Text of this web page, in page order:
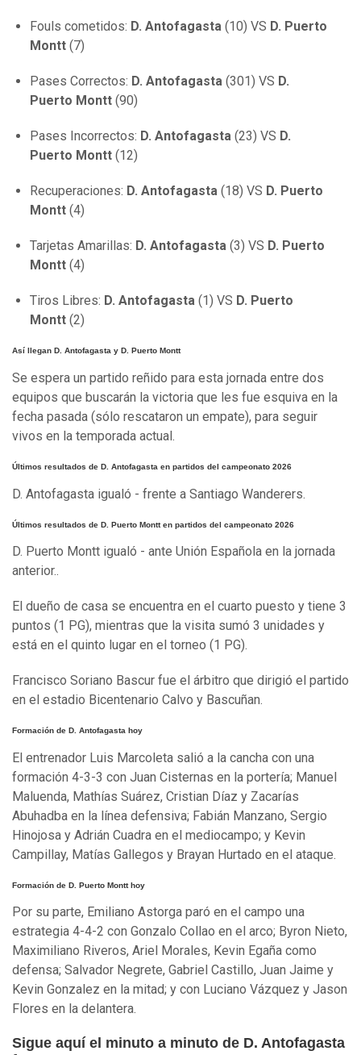
Fouls cometidos: D. Antofagasta (10) VS D. Puerto
Montt (7)
Pases Correctos: D. Antofagasta (301) VS D.
Puerto Montt (90)
Pases Incorrectos: D. Antofagasta (23) VS D.
Puerto Montt (12)
Recuperaciones: D. Antofagasta (18) VS D. Puerto
Montt (4)
Tarjetas Amarillas: D. Antofagasta (3) VS D. Puerto
Montt (4)
Tiros Libres: D. Antofagasta (1) VS D. Puerto
Montt (2)
Así llegan D. Antofagasta y D. Puerto Montt
Se espera un partido reñido para esta jornada entre dos
equipos que buscarán la victoria que les fue esquiva en la
fecha pasada (sólo rescataron un empate), para seguir
vivos en la temporada actual.
Últimos resultados de D. Antofagasta en partidos del campeonato 2026
D. Antofagasta igualó - frente a Santiago Wanderers.
Últimos resultados de D. Puerto Montt en partidos del campeonato 2026
D. Puerto Montt igualó - ante Unión Española en la jornada
anterior..
El dueño de casa se encuentra en el cuarto puesto y tiene 3
puntos (1 PG), mientras que la visita sumó 3 unidades y
está en el quinto lugar en el torneo (1 PG).
Francisco Soriano Bascur fue el árbitro que dirigió el partido
en el estadio Bicentenario Calvo y Bascuñan.
Formación de D. Antofagasta hoy
El entrenador Luis Marcoleta salió a la cancha con una
formación 4-3-3 con Juan Cisternas en la portería; Manuel
Maluenda, Mathías Suárez, Cristian Díaz y Zacarías
Abuhadba en la línea defensiva; Fabián Manzano, Sergio
Hinojosa y Adrián Cuadra en el mediocampo; y Kevin
Campillay, Matías Gallegos y Brayan Hurtado en el ataque.
Formación de D. Puerto Montt hoy
Por su parte, Emiliano Astorga paró en el campo una
estrategia 4-4-2 con Gonzalo Collao en el arco; Byron Nieto,
Maximiliano Riveros, Ariel Morales, Kevin Egaña como
defensa; Salvador Negrete, Gabriel Castillo, Juan Jaime y
Kevin Gonzalez en la mitad; y con Luciano Vázquez y Jason
Flores en la delantera.
Sigue aquí el minuto a minuto de D. Antofagasta